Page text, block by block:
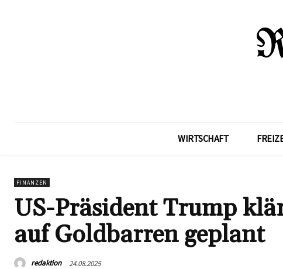
WIRTSCHAFT
FINANZEN
US-Präsident Trump
auf Goldbarren geplant
redaktion 24.08.2025